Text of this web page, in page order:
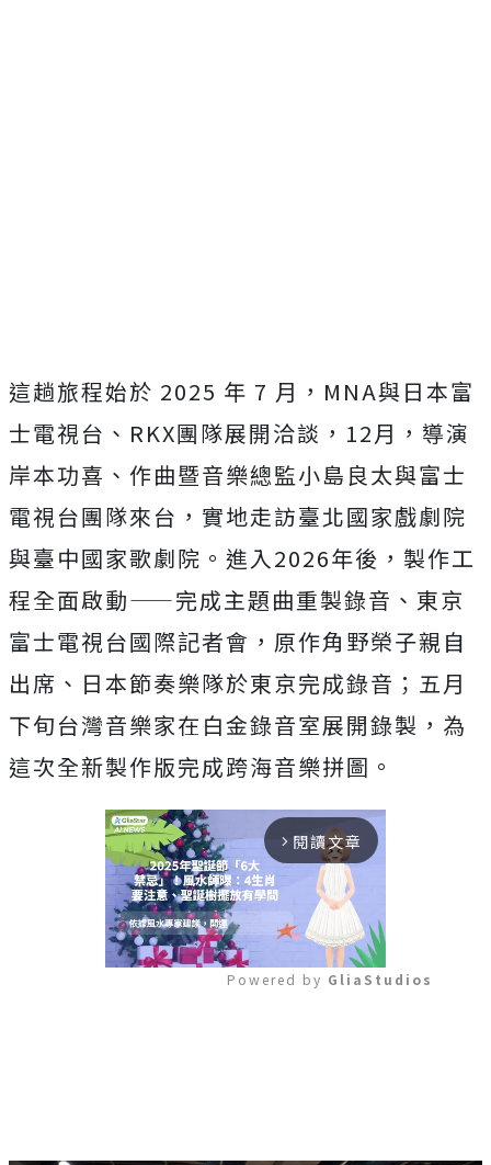
這趟旅程始於 2025 年 7 月，MNA與日本富
士電視台、RKX團隊展開洽談，12月，導演
岸本功喜、作曲暨音樂總監小島良太與富士
電視台團隊來台，實地走訪臺北國家戲劇院
與臺中國家歌劇院。進入2026年後，製作工
程全面啟動——完成主題曲重製錄音、東京
富士電視台國際記者會，原作角野榮子親自
出席、日本節奏樂隊於東京完成錄音；五月
下旬台灣音樂家在白金錄音室展開錄製，為
這次全新製作版完成跨海音樂拼圖。
arrow_forward_ios 閱讀文章
Powered by GliaStudios